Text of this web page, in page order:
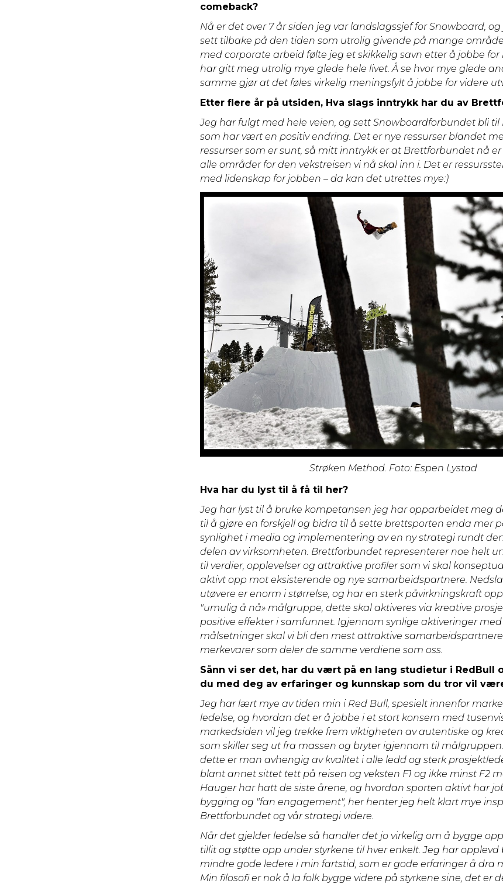
comeback?
Nå er det over 7 år siden jeg var landslagssjef for Snowboard,
sett tilbake på den tiden som utrolig givende på mange
med corporate arbeid følte jeg et skikkelig savn etter å jobbe
har gitt meg utrolig mye glede hele livet. Å se hvor mye glede
samme gjør at det føles virkelig meningsfylt å jobbe for videre
Etter flere år på utsiden, Hva slags inntrykk har du av
Jeg har fulgt med hele veien, og sett Snowboardforbundet bli
som har vært en positiv endring. Det er nye ressurser blandet
ressurser som er sunt, så mitt inntrykk er at Brettforbundet nå
alle områder for den vekstreisen vi nå skal inn i. Det er
med lidenskap for jobben – da kan det utrettes mye:)
Strøken Method. Foto: Espen Lystad
Hva har du lyst til å få til her?
Jeg har lyst til å bruke kompetansen jeg har opparbeidet meg
til å gjøre en forskjell og bidra til å sette brettsporten enda mer
synlighet i media og implementering av en ny strategi rundt
delen av virksomheten. Brettforbundet representerer noe helt
til verdier, opplevelser og attraktive profiler som vi skal
aktivt opp mot eksisterende og nye samarbeidspartnere.
utøvere er enorm i størrelse, og har en sterk påvirkningskraft
"umulig å nå» målgruppe, dette skal aktiveres via kreative
positive effekter i samfunnet. Igjennom synlige aktiveringer
målsetninger skal vi bli den mest attraktive
merkevarer som deler de samme verdiene som oss.
Sånn vi ser det, har du vært på en lang studietur i RedBull
du med deg av erfaringer og kunnskap som du tror vil
Jeg har lært mye av tiden min i Red Bull, spesielt innenfor
ledelse, og hvordan det er å jobbe i et stort konsern med
markedsiden vil jeg trekke frem viktigheten av autentiske og
som skiller seg ut fra massen og bryter igjennom til
dette er man avhengig av kvalitet i alle ledd og sterk
blant annet sittet tett på reisen og veksten F1 og ikke minst F2
Hauger har hatt de siste årene, og hvordan sporten aktivt har
bygging og "fan engagement", her henter jeg helt klart mye
Brettforbundet og vår strategi videre.
Når det gjelder ledelse så handler det jo virkelig om å bygge
tillit og støtte opp under styrkene til hver enkelt. Jeg har opplevd
mindre gode ledere i min fartstid, som er gode erfaringer å dra
Min filosofi er nok å la folk bygge videre på styrkene sine, det er